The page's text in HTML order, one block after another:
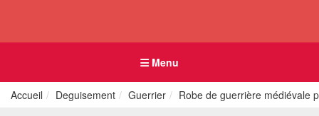
Menu
Accueil Deguisement Guerrier Robe de guerrière médiévale